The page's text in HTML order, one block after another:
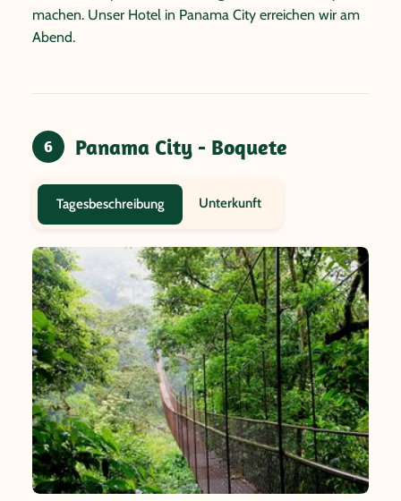
machen. Unser Hotel in Panama City erreichen wir am
Abend.
6 Panama City - Boquete
Tagesbeschreibung Unterkunft